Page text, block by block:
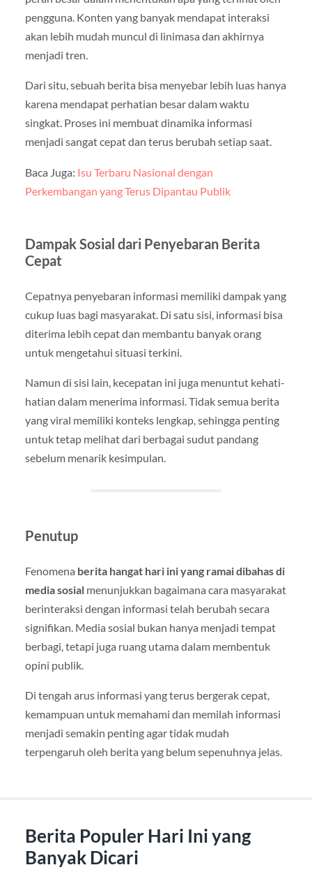
pengguna. Konten yang banyak mendapat interaksi
akan lebih mudah muncul di linimasa dan akhirnya
menjadi tren.
Dari situ, sebuah berita bisa menyebar lebih luas hanya
karena mendapat perhatian besar dalam waktu
singkat. Proses ini membuat dinamika informasi
menjadi sangat cepat dan terus berubah setiap saat.
Baca Juga: Isu Terbaru Nasional dengan
Perkembangan yang Terus Dipantau Publik
Dampak Sosial dari Penyebaran Berita
Cepat
Cepatnya penyebaran informasi memiliki dampak yang
cukup luas bagi masyarakat. Di satu sisi, informasi bisa
diterima lebih cepat dan membantu banyak orang
untuk mengetahui situasi terkini.
Namun di sisi lain, kecepatan ini juga menuntut kehati-
hatian dalam menerima informasi. Tidak semua berita
yang viral memiliki konteks lengkap, sehingga penting
untuk tetap melihat dari berbagai sudut pandang
sebelum menarik kesimpulan.
Penutup
Fenomena berita hangat hari ini yang ramai dibahas di
media sosialmenunjukkan bagaimana cara masyarakat
berinteraksi dengan informasi telah berubah secara
signifikan. Media sosial bukan hanya menjadi tempat
berbagi, tetapi juga ruang utama dalam membentuk
opini publik.
Di tengah arus informasi yang terus bergerak cepat,
kemampuan untuk memahami dan memilah informasi
menjadi semakin penting agar tidak mudah
terpengaruh oleh berita yang belum sepenuhnya jelas.
Berita Populer Hari Ini yang
Banyak Dicari